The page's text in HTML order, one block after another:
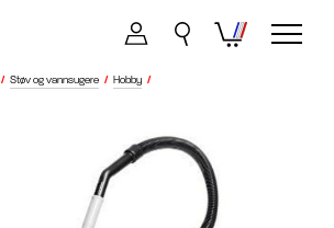
/ Støv og vannsugere / Hobby /